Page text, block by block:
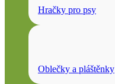
Hračky pro psy
Oblečky a pláštěnky